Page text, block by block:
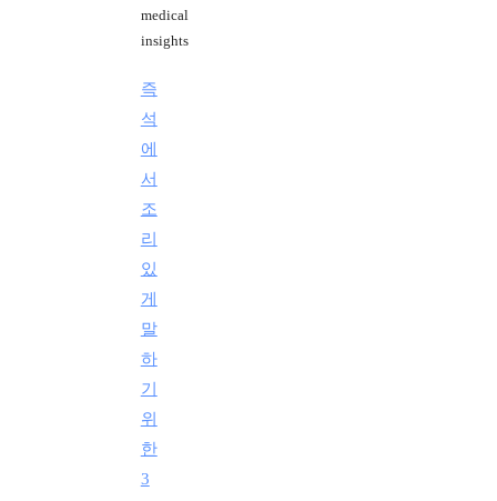
medical
insights
즉
석
에
서
조
리
있
게
말
하
기
위
한
3